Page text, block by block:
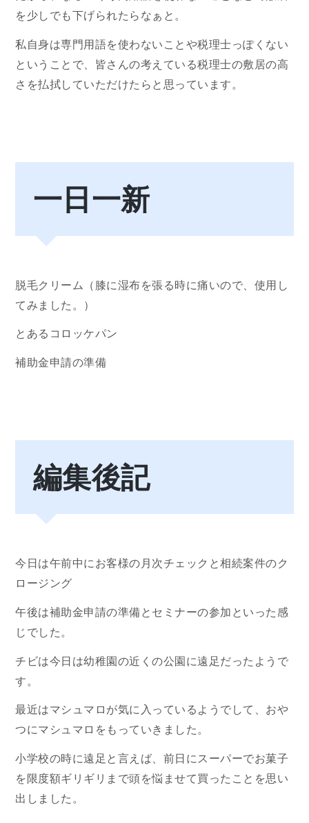
を少しでも下げられたらなぁと。
私自身は専門用語を使わないことや税理士っぽくない
ということで、皆さんの考えている税理士の敷居の高
さを払拭していただけたらと思っています。
一日一新
脱毛クリーム（膝に湿布を張る時に痛いので、使用し
てみました。）
とあるコロッケパン
補助金申請の準備
編集後記
今日は午前中にお客様の月次チェックと相続案件のク
ロージング
午後は補助金申請の準備とセミナーの参加といった感
じでした。
チビは今日は幼稚園の近くの公園に遠足だったようで
す。
最近はマシュマロが気に入っているようでして、おや
つにマシュマロをもっていきました。
小学校の時に遠足と言えば、前日にスーパーでお菓子
を限度額ギリギリまで頭を悩ませて買ったことを思い
出しました。